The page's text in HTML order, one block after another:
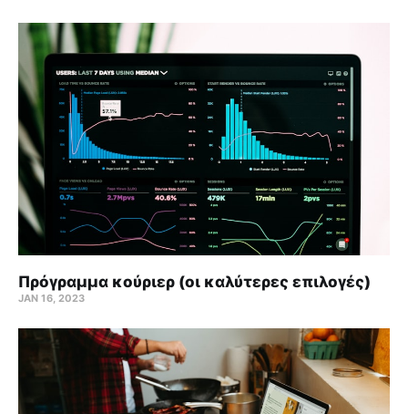
Πρόγραμμα κούριερ (οι καλύτερες επιλογές)
JAN 16, 2023